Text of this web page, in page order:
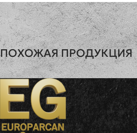
ПОХОЖАЯ ПРОДУКЦИЯ
Травертин
ШИРИНА
2м
ВЫСОТА
0.5м
ВЕС
75кг
700 грн
NEW